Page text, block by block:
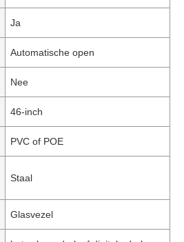
Ja
Automatische open
Nee
46-inch
PVC of POE
Staal
Glasvezel